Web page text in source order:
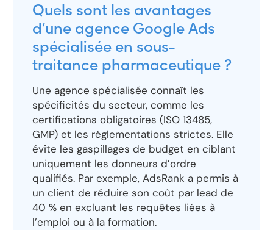
Quels sont les avantages
d’une agence Google Ads
spécialisée en sous-
traitance pharmaceutique ?
Une agence spécialisée connaît les
spécificités du secteur, comme les
certifications obligatoires (ISO 13485,
GMP) et les réglementations strictes. Elle
évite les gaspillages de budget en ciblant
uniquement les donneurs d’ordre
qualifiés. Par exemple, AdsRank a permis à
un client de réduire son coût par lead de
40 % en excluant les requêtes liées à
l’emploi ou à la formation.